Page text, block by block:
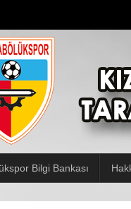
Bilgi Bankası